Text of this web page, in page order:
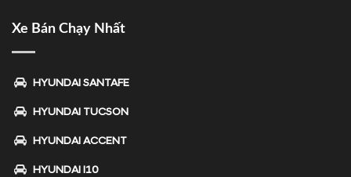
Xe Bán Chạy Nhất
HYUNDAI SANTAFE
HYUNDAI TUCSON
HYUNDAI ACCENT
HYUNDAI I10